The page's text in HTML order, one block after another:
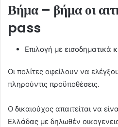
Βήμα – βήμα οι
pass
Επιλογή με εισοδηματικά
Οι πολίτες οφείλουν να
πληρούντις προϋποθέσεις.
Ο δικαιούχος απαιτείται να
Ελλάδας με δηλωθέν